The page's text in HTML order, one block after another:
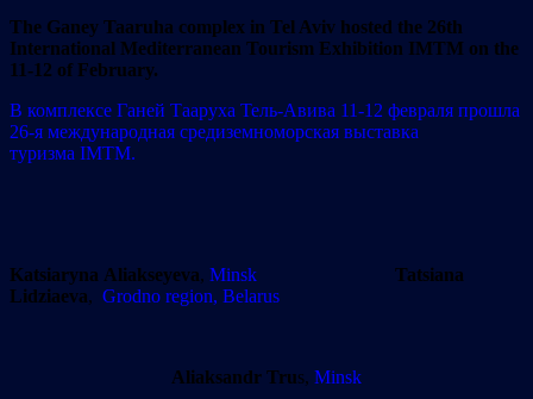
The Ganey Taaruha complex in Tel Aviv hosted the 26th
International Mediterranean Tourism Exhibition IMTM on the
11-12 of February.
В комплексе Ганей Тааруха Тель-Авива 11-12 февраля прошла
26-я международная средиземноморская выставка
туризма IMTM.
Katsiaryna Aliakseyeva, Minsk
Tatsiana
Lidziaeva, Grodno region, Belarus
Aliaksandr Trus, Minsk